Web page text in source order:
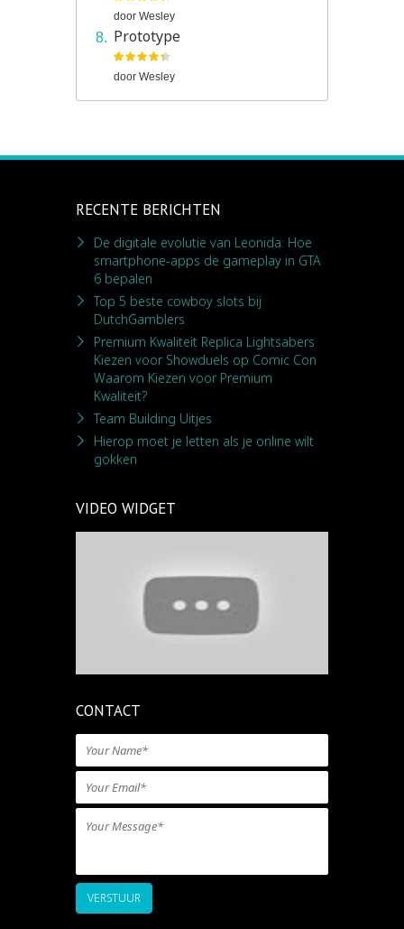
door Wesley
Prototype
door Wesley
RECENTE BERICHTEN
De digitale evolutie van Leonida: Hoe
smartphone-apps de gameplay in GTA
6 bepalen
Top 5 beste cowboy slots bij
DutchGamblers
Premium Kwaliteit Replica Lightsabers
Kiezen voor Showduels op Comic Con
Waarom Kiezen voor Premium
Kwaliteit?
Team Building Uitjes
Hierop moet je letten als je online wilt
gokken
VIDEO WIDGET
CONTACT
VERSTUUR